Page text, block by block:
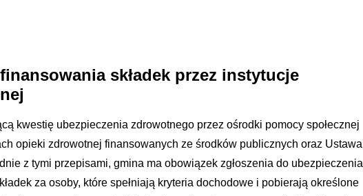
składek przez instytucje
kwestię ubezpieczenia zdrowotnego przez ośrodki pomocy społecznej
opieki zdrowotnej finansowanych ze środków publicznych oraz Ustawa
z tymi przepisami, gmina ma obowiązek zgłoszenia do ubezpieczenia
za osoby, które spełniają kryteria dochodowe i pobierają określone